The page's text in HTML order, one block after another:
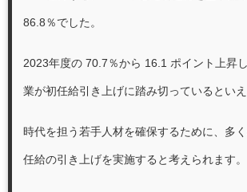
86.8％でした。
2023年度の 70.7％から 16.1 ポイント上昇
業が初任給引き上げに踏み切っているといえ
時代を担う若手人材を確保するために、多
任給の引き上げを実施すると考えられます。